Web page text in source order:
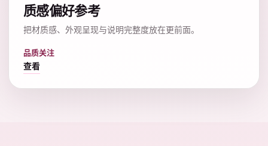
质感偏好参考
把材质感、外观呈现与说明完整度放在更前面。
品质关注
查看